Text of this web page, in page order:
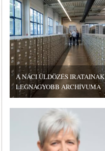
A NÁCI ÜLDÖZÉS IRATAINAK
LEGNAGYOBB ARCHÍVUMA